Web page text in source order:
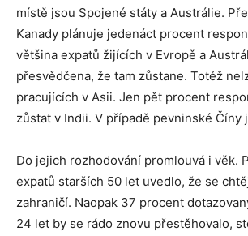
místě jsou Spojené státy a Austrálie.
Kanady plánuje jedenáct procent
většina expatů žijících v Evropě a
přesvědčena, že tam zůstane. Totéž
pracujících v Asii. Jen pět procent
zůstat v Indii. V případě pevninské Číny
Do jejich rozhodování promlouvá i věk.
expatů starších 50 let uvedlo, že se
zahraničí. Naopak 37 procent
24 let by se rádo znovu přestěhovalo,